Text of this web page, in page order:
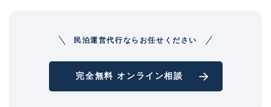
民泊運営代行ならお任せください
完全無料 オンライン相談